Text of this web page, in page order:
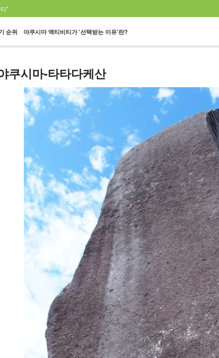
"
순위 야쿠시마 액티비티가 '선택받는 이유'란?
1인 참가 OK
플랜
60세 이상
참가 가능 투어
트레킹
백곡운수협
조몬 삼나무 투어
쿠시마-타타다케산